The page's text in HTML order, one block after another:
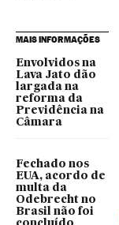
MAIS INFORMAÇÕES
Envolvidos na
Lava Jato dão
largada na
reforma da
Previdência na
Câmara
Fechado nos
EUA, acordo de
multa da
Odebrecht no
Brasil não foi